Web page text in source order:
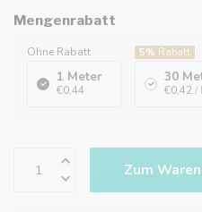
Mengenrabatt
Ohne Rabatt
1 Meter
€0,44
5% Rabatt
30
€0,42 /
Zum